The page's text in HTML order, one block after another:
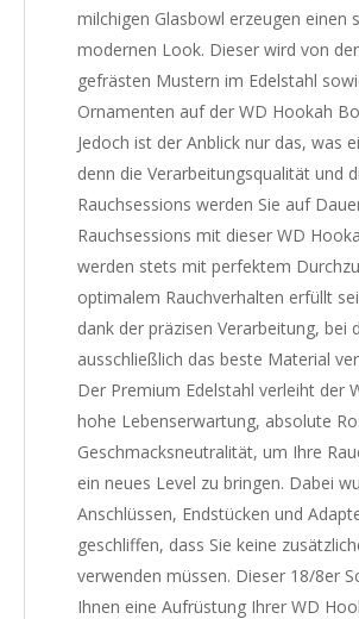
milchigen Glasbowl erzeugen einen
modernen Look. Dieser wird von
gefrästen Mustern im Edelstahl
Ornamenten auf der WD Hookah
Jedoch ist der Anblick nur das, was
denn die Verarbeitungsqualität und
Rauchsessions werden Sie auf
Rauchsessions mit dieser WD
werden stets mit perfektem
optimalem Rauchverhalten erfüllt
dank der präzisen Verarbeitung, bei
ausschließlich das beste Material
Der Premium Edelstahl verleiht der
hohe Lebenserwartung, absolute
Geschmacksneutralität, um Ihre
ein neues Level zu bringen. Dabei
Anschlüssen, Endstücken und
geschliffen, dass Sie keine
verwenden müssen. Dieser 18/8er
Ihnen eine Aufrüstung Ihrer WD